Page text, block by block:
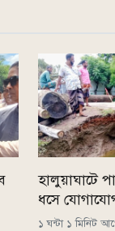
হালুয়াঘাটে
ধসে যোগাযোগ
১ ঘন্টা ১ মিনিট